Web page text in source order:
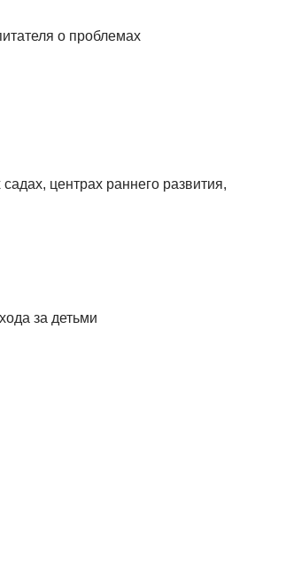
о проблемах
центрах раннего развития,
за детьми